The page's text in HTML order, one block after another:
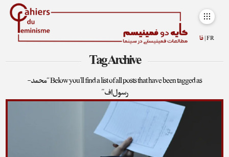
FR | فا
Tag Archive
Below you'll find a list of all posts that have been tagged as“محمد-
رسول‌اف”